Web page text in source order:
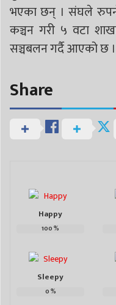
भएका छन् । संघले
कञ्चन गरी ५ वटा
सञ्चबलन गर्दै आएको छ ।
Share
Happy
100%
Sleepy
0%